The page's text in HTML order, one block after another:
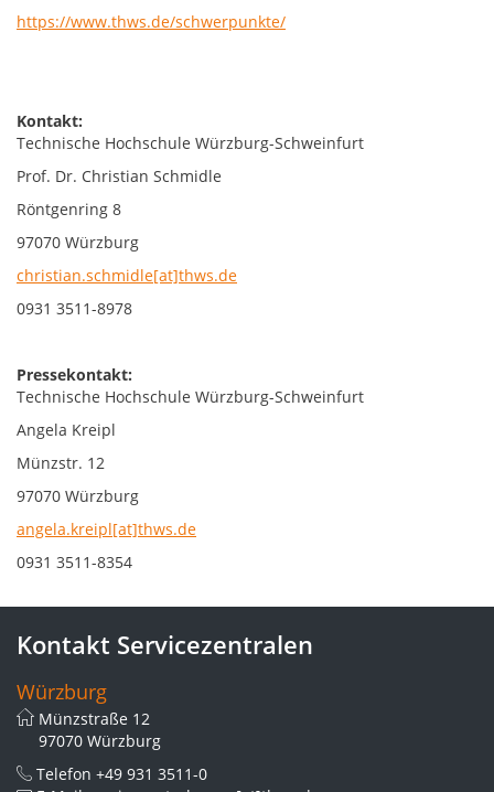
https://www.thws.de/schwerpunkte/
Kontakt:
Technische Hochschule Würzburg-Schweinfurt
Prof. Dr. Christian Schmidle
Röntgenring 8
97070 Würzburg
christian.schmidle[at]thws.de
0931 3511-8978
Pressekontakt:
Technische Hochschule Würzburg-Schweinfurt
Angela Kreipl
Münzstr. 12
97070 Würzburg
angela.kreipl[at]thws.de
0931 3511-8354
Kontakt Servicezentralen
Würzburg
Münzstraße 12
97070 Würzburg
Telefon +49 931 3511-0